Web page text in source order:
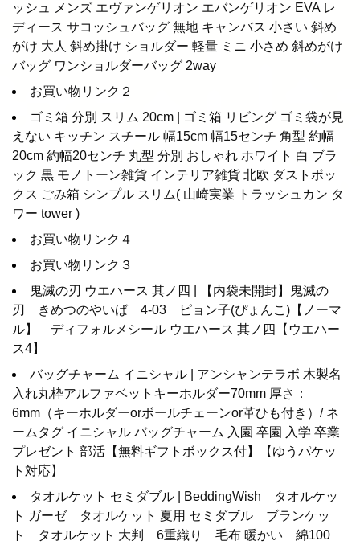
ッシュ メンズ エヴァンゲリオン エバンゲリオン EVA レ
ディース サコッシュバッグ 無地 キャンバス 小さい 斜め
がけ 大人 斜め掛け ショルダー 軽量 ミニ 小さめ 斜めがけ
バッグ ワンショルダーバッグ 2way
お買い物リンク２
ゴミ箱 分別 スリム 20cm | ゴミ箱 リビング ゴミ袋が見
えない キッチン スチール 幅15cm 幅15センチ 角型 約幅
20cm 約幅20センチ 丸型 分別 おしゃれ ホワイト 白 ブラ
ック 黒 モノトーン雑貨 インテリア雑貨 北欧 ダストボッ
クス ごみ箱 シンプル スリム( 山崎実業 トラッシュカン タ
ワー tower )
お買い物リンク４
お買い物リンク３
鬼滅の刃 ウエハース 其ノ四 | 【内袋未開封】鬼滅の
刃 きめつのやいば 4-03 ピョン子(ぴょんこ)【ノーマ
ル】 ディフォルメシール ウエハース 其ノ四【ウエハー
ス4】
バッグチャーム イニシャル | アンシャンテラボ 木製名
入れ丸枠アルファベットキーホルダー70mm 厚さ：
6mm（キーホルダーorボールチェーンor革ひも付き）/ ネ
ームタグ イニシャル バッグチャーム 入園 卒園 入学 卒業
プレゼント 部活【無料ギフトボックス付】【ゆうパケッ
ト対応】
タオルケット セミダブル | BeddingWish タオルケッ
ト ガーゼ タオルケット 夏用 セミダブル ブランケッ
ト タオルケット 大判 6重織り 毛布 暖かい 綿100